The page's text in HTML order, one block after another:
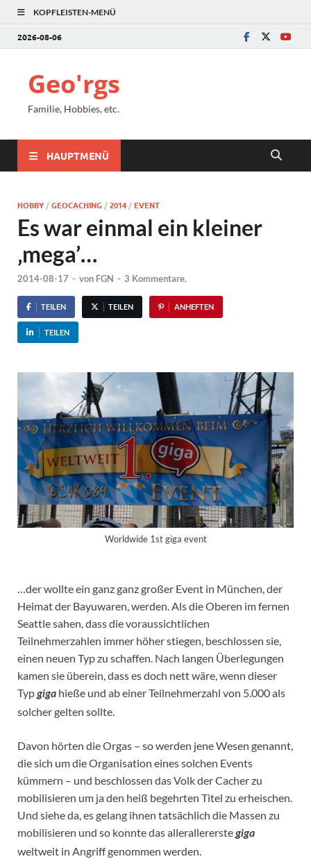
KOPFLEISTEN-MENÜ
2026-08-06
Geo'rgs
Familie, Hobbies, etc.
HAUPTMENÜ
HOBBY /GEOCACHING /2014 /EVENT
Es war einmal ein kleiner
‚mega’…
2014-08-17 - von FGN - 3 Kommentare.
TEILEN TEILEN ANHEFTEN
TEILEN
Worldwide 1st giga event
…der wollte ein ganz ganz großer Event in München, der
Heimat der Bayuwaren, werden. Als die Oberen im fernen
Seattle sahen, dass die voraussichtlichen
Teilnehmerzahlen immer höher stiegen, beschlossen sie,
einen neuen Typ zu schaffen. Nach langen Überlegungen
kamen sie überein, dass es doch nett wäre, wenn dieser
Typgiga hieße und ab einer Teilnehmerzahl von 5.000 als
solcher gelten sollte.
Davon hörten die Orgas – so werden jene Wesen genannt,
die sich um die Organisation eines solchen Events
kümmern – und beschlossen das Volk der Cacher zu
mobilisieren um ja den heiß begehrten Titel zu erheischen.
Und siehe da, es gelang ihnen tatsächlich die Massen zu
mobilisieren und so konnte das allerallererstegiga
weltweit in Angriff genommen werden.